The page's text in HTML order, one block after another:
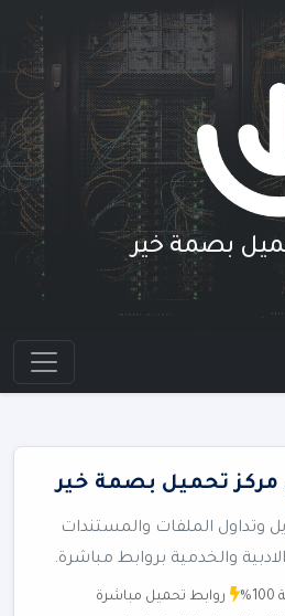
بصمة خير
مركز تحميل بصمة خير
وتداول الملفات والمستندات
والخدمية بروابط مباشرة.
روابط تحميل مباشرة